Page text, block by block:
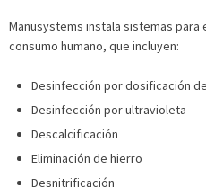
Manusystems instala sistemas
consumo humano, que incluyen:
Desinfección por dosificación
Desinfección por ultravioleta
Descalcificación
Eliminación de hierro
Desnitrificación